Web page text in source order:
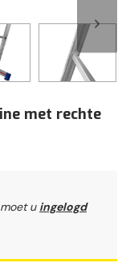
met rechte
u ingelogd